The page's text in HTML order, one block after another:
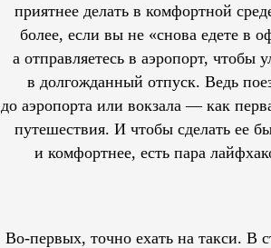
приятнее делать в комфортной
более, если вы не «снова едете в
а отправляетесь в аэропорт, чтобы
в долгожданный отпуск. Ведь
до аэропорта или вокзала — как
путешествия. И чтобы сделать ее
и комфортнее, есть пара
Во-первых, точно ехать на такси. В